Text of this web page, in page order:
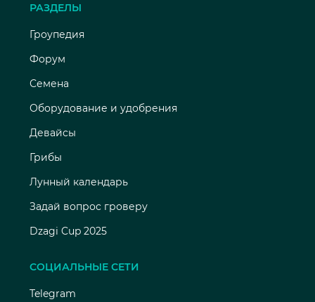
РАЗДЕЛЫ
Гроупедия
Форум
Семена
Оборудование и удобрения
Девайсы
Грибы
Лунный календарь
Задай вопрос гроверу
Dzagi Cup 2025
СОЦИАЛЬНЫЕ СЕТИ
Telegram